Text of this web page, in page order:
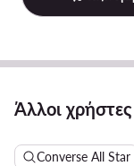
Άλλοι
Converse All Star